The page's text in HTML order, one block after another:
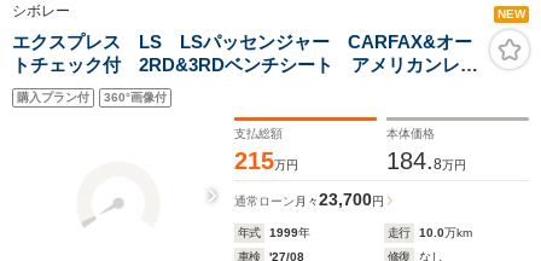
シボレー NEW
エクスプレス LS LSパッセンジャー CARFAX&オー
トチェック付 2RD&3RDベンチシート アメリカンレー
シングアルミ ホワイトレタータイヤ2025年製 ディス
プレー10インチオーディオ Bカメラ
購入プラン付 360°画像付
支払総額
215万円
本体価格
184.8万円
通常ローン 月々23,700円
年式 1999年 走行 10.0万km
車検
'27/08 修復
なし